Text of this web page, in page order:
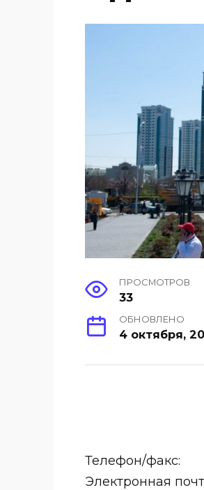
ПРОСМОТРОВ
33
ОБНОВЛЕНО
4 октября,
Телефон/факс:
Электронная